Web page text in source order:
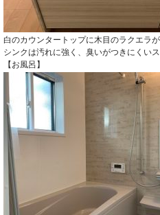
白のカウンタートップに木目のラクエラ
シンクは汚れに強く、臭いがつきにくい
【お風呂】